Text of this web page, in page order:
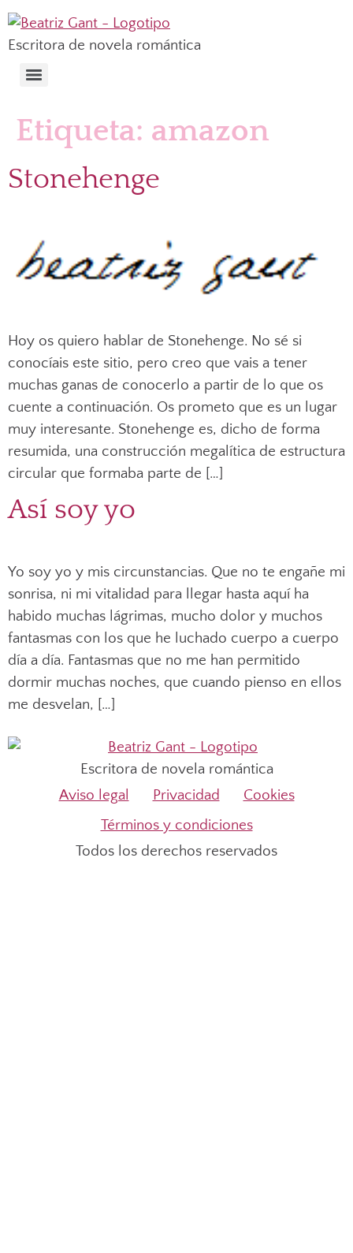
Escritora de novela romántica
Etiqueta: amazon
Stonehenge
Hoy os quiero hablar de Stonehenge. No sé si
conocíais este sitio, pero creo que vais a tener
muchas ganas de conocerlo a partir de lo que os
cuente a continuación. Os prometo que es un lugar
muy interesante. Stonehenge es, dicho de forma
resumida, una construcción megalítica de estructura
circular que formaba parte de […]
Así soy yo
Yo soy yo y mis circunstancias. Que no te engañe mi
sonrisa, ni mi vitalidad para llegar hasta aquí ha
habido muchas lágrimas, mucho dolor y muchos
fantasmas con los que he luchado cuerpo a cuerpo
día a día. Fantasmas que no me han permitido
dormir muchas noches, que cuando pienso en ellos
me desvelan, […]
Escritora de novela romántica
Aviso legal
Privacidad
Cookies
Términos y condiciones
Todos los derechos reservados